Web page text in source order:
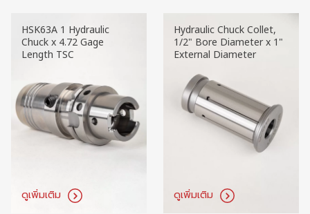
HSK63A 1 Hydraulic
Chuck x 4.72 Gage
Length TSC
ดูเพิ่มเติม
Hydraulic Chuck Collet,
1/2" Bore Diameter x 1"
External Diameter
ดูเพิ่มเติม